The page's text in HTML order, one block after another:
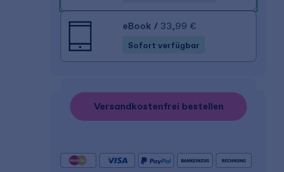
eBook / 33,99 €
Sofort verfügbar
Versandkostenfrei bestellen